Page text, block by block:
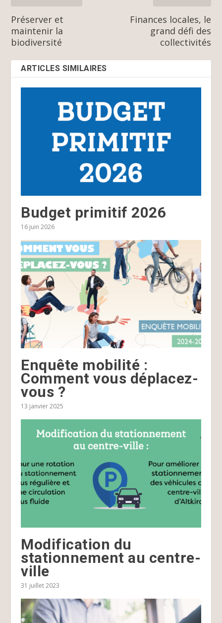
Préserver et
maintenir la
biodiversité
Finances locales, le
grand défi des
collectivités
ARTICLES SIMILAIRES
Budget primitif 2026
16 juin 2026
Enquête mobilité :
Comment vous déplacez-
vous ?
13 janvier 2025
Modification du
stationnement au centre-
ville
31 juillet 2023